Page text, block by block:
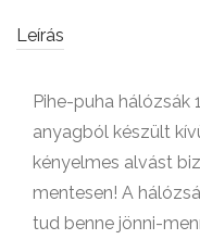
Leírás
Pihe-puha hálózsák
anyagból készült
kényelmes alvást
mentesen! A
tud benne jönni-